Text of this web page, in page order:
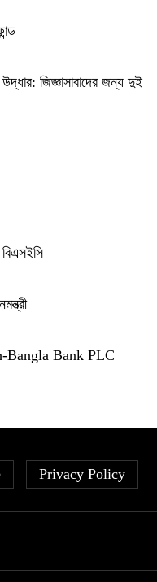
উদ্ধার: জিজ্ঞাসাবাদের জন্য দুই
Bangla Bank PLC
Privacy Policy